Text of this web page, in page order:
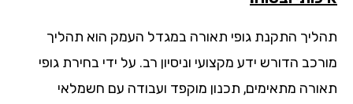
התקנת גופי תאורה במגדל העמק הוא תהליך
הדורש ידע מקצועי וניסיון רב. על ידי בחירת גופי
מתאימים, תכנון מוקפד ועבודה עם חשמלאי